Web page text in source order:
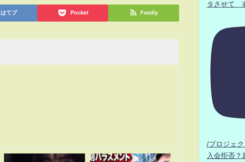
はてブ Pocket Feedly
タさせて
/プロジェ
入会拒否？